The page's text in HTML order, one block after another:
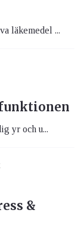
läkemedel ...
yr och u...
&